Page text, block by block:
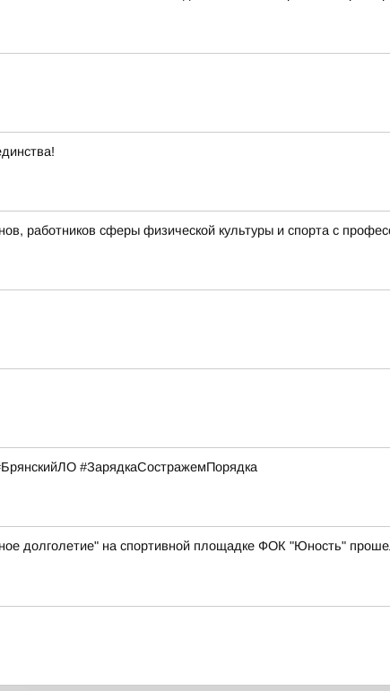
работников сферы физической культуры и спорта с
#ЗарядкаСостражемПорядка
долголетие" на спортивной площадке ФОК "Юность"